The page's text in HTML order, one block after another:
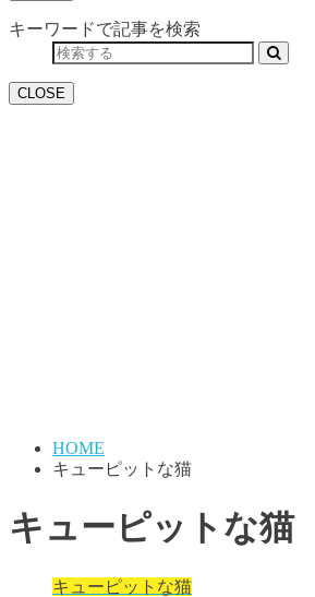
キーワードで記事を検索
CLOSE
HOME
キューピットな猫
キューピットな猫
キューピットな猫